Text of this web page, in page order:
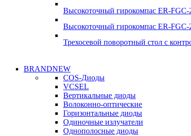
Высокоточный гирокомпас ER-FGC-
Высокоточный гирокомпас ER-FGC-
Трехосевой поворотный стол с
Гироскопы
Подробнее
Гироскопы
Подробнее
BRANDNEW
COS-Диоды
VCSEL
Вертикальные диоды
Волоконно-оптические
Горизонтальные диоды
Одиночные излучатели
Однополосные диоды